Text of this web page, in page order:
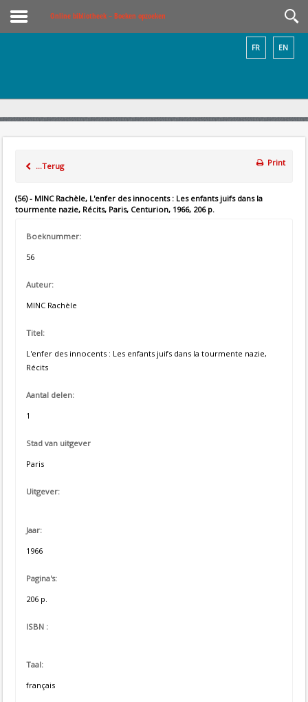
Online bibliotheek – Boeken opzoeken
EN
FR
...Terug Print
(56) - MINC Rachèle, L'enfer des innocents : Les enfants juifs dans la
tourmente nazie, Récits, Paris, Centurion, 1966, 206 p.
Boeknummer:
56
Auteur:
MINC Rachèle
Titel:
L'enfer des innocents : Les enfants juifs dans la tourmente nazie,
Récits
Aantal delen:
1
Stad van uitgever
Paris
Uitgever:
Jaar:
1966
Pagina's:
206 p.
ISBN :
Taal:
français